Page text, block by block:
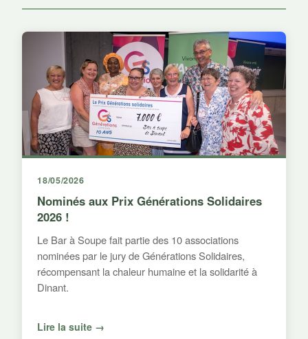
18/05/2026
Nominés aux Prix Générations Solidaires
2026 !
Le Bar à Soupe fait partie des 10 associations
nominées par le jury de Générations Solidaires,
récompensant la chaleur humaine et la solidarité à
Dinant.
Lire la suite →